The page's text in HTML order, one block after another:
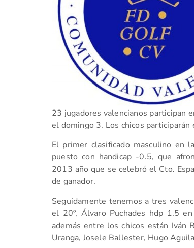
23 jugadores valencianos participan
el domingo 3. Los chicos
El primer clasificado masculino en
puesto con handicap -0.5, que
2013 año que se celebró el Cto.
de ganador.
Seguidamente tenemos a tres
el 20º, Álvaro Puchades hdp 1.5
además entre los chicos están Iván
Uranga, Josele Ballester, Hugo